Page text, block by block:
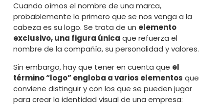
Cuando oímos el nombre de una marca,
probablemente lo primero que se nos venga a la
cabeza es su logo. Se trata de un elemento
exclusivo, una figura única que refuerza el
nombre de la compañía, su personalidad y valores.
Sin embargo, hay que tener en cuenta que el
término “logo” engloba a varios elementos que
conviene distinguir y con los que se pueden jugar
para crear la identidad visual de una empresa: